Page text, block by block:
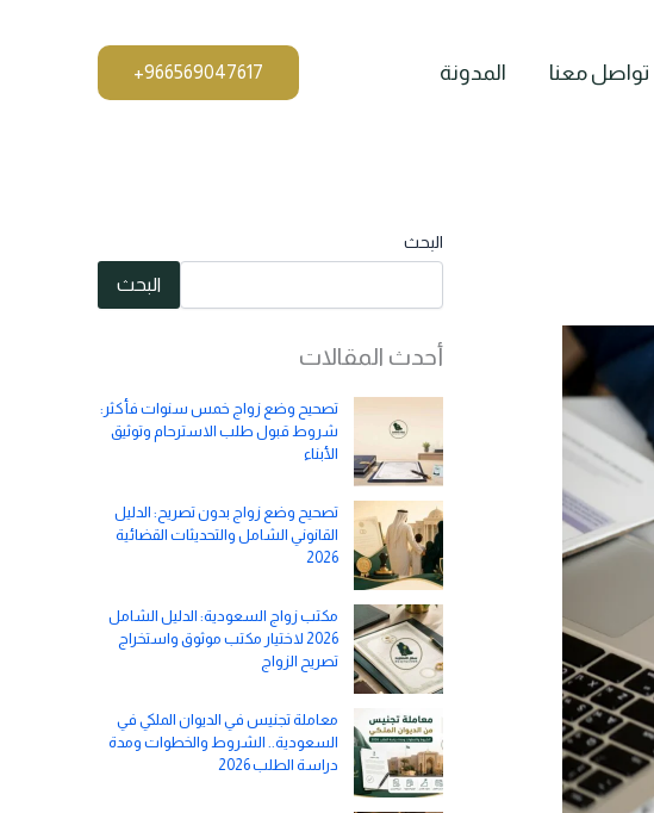
تواصل معنا المدونة
البحث
البحث
أحدث المقالات
تصحيح وضع زواج خمس سنوات فأكثر:
شروط قبول طلب الاسترحام وتوثيق
الأبناء
تصحيح وضع زواج بدون تصريح: الدليل
القانوني الشامل والتحديثات القضائية
2026
مكتب زواج السعودية: الدليل الشامل
2026 لاختيار مكتب موثوق واستخراج
تصريح الزواج
معاملة تجنيس في الديوان الملكي في
السعودية.. الشروط والخطوات ومدة
دراسة الطلب 2026